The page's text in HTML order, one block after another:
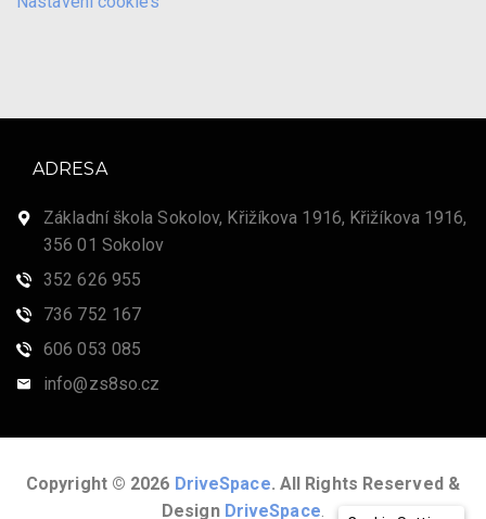
ADRESA
Základní škola Sokolov, Křižíkova 1916, Křižíkova 1916,
356 01 Sokolov
352 626 955
736 752 167
606 053 085
info@zs8so.cz
Copyright © 2026 DriveSpace. All Rights Reserved &
Design DriveSpace.